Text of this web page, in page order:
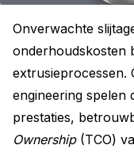
Onverwachte
onderhoudskosten
extrusieprocessen.
engineering spelen
prestaties,
Ownership(TCO)